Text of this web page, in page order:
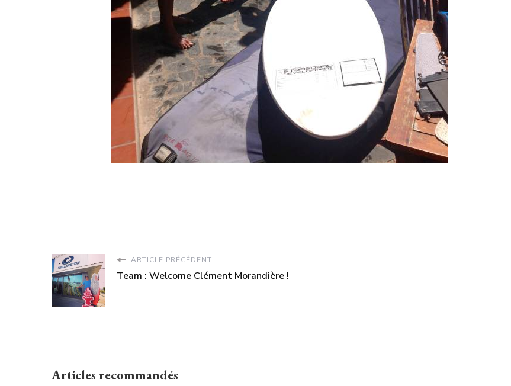
ARTICLE PRÉCÉDENT
Team : Welcome Clément Morandière !
Articles recommandés